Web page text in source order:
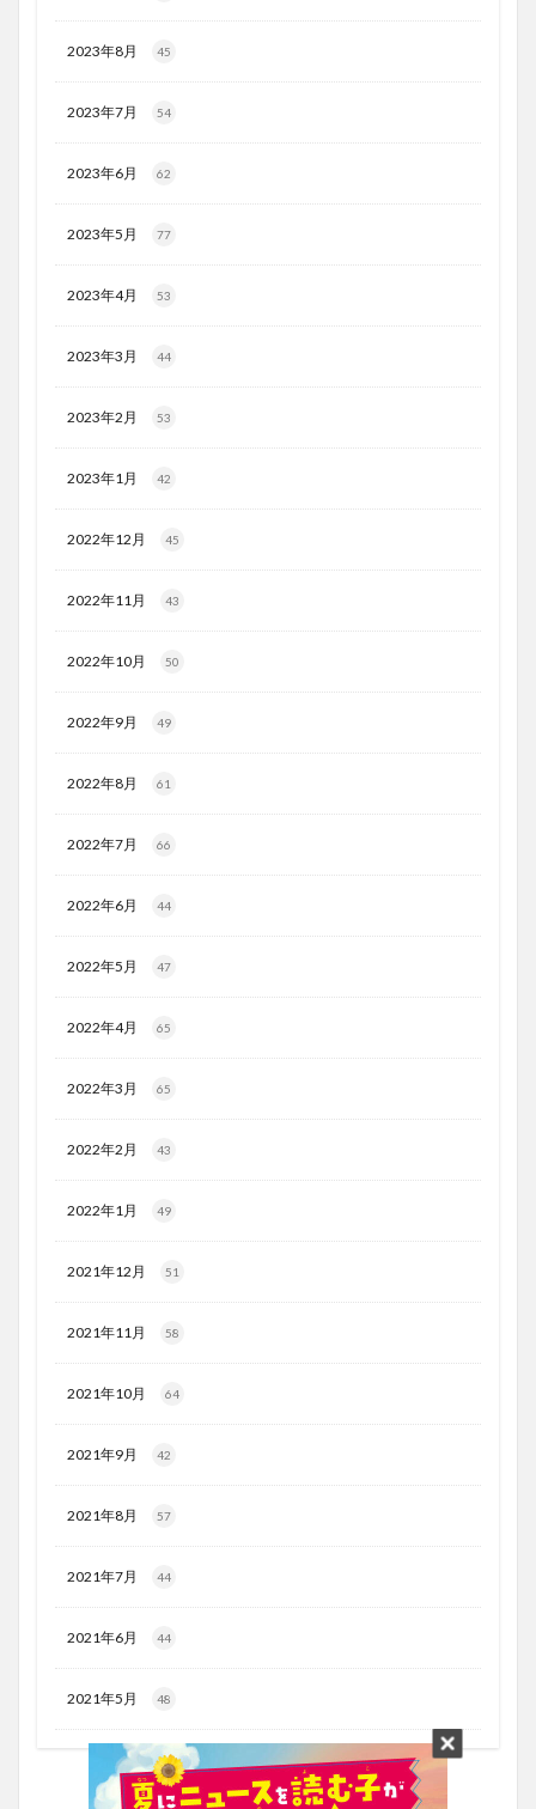
2023年8月 45
2023年7月 54
2023年6月 62
2023年5月 77
2023年4月 53
2023年3月 44
2023年2月 53
2023年1月 42
2022年12月 45
2022年11月 43
2022年10月 50
2022年9月 49
2022年8月 61
2022年7月 66
2022年6月 44
2022年5月 47
2022年4月 65
2022年3月 65
2022年2月 43
2022年1月 49
2021年12月 51
2021年11月 58
2021年10月 64
2021年9月 42
2021年8月 57
2021年7月 44
2021年6月 44
2021年5月 48